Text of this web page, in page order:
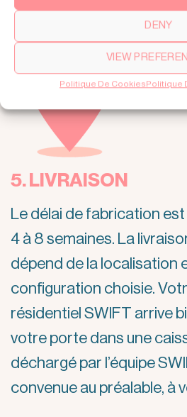
DENY
VIEW
Politique De CookiesPolitique
5. LIVRAISON
Le délai de fabrication
4 à 8 semaines. La
dépend de la localisation
configuration choisie.
résidentiel SWIFT arrive
votre porte dans une
déchargé par l’équipe
convenue au préalable, à